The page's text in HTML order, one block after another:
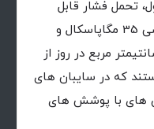
سختی به میزان 70 راکول، تحمل فشار قابل
اطمینان 30 اتمسفر، مقاومت کششی 35 مگاپاسکال و
هر سانتیمتر مربع در روز از
که در سایبان های
های با پوشش های